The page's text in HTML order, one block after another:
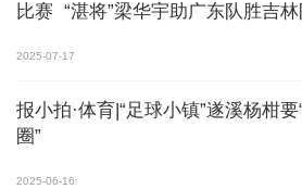
比赛 “湛将”梁华宇助广东队胜吉林
2025-07-17
报小拍·体育|“足球小镇”遂溪杨柑要
圈”
2025-06-16